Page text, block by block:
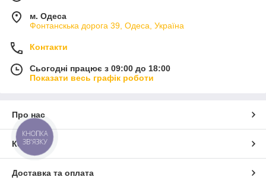
м. Одеса
Фонтанскька дорога 39, Одеса, Україна
Контакти
Сьогодні працює з 09:00 до 18:00
Показати весь графік роботи
Про нас
Контакти
Доставка та оплата
КНОПКА
ЗВ'ЯЗКУ